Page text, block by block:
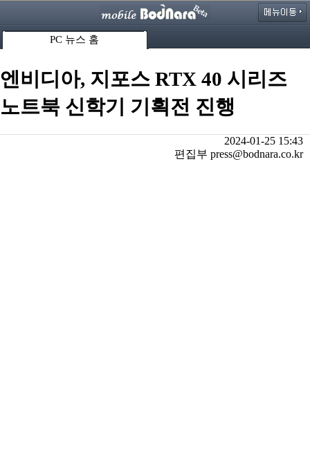
PC 뉴스 홈
엔비디아, 지포스 RTX 40 시리즈
노트북 신학기 기획전 진행
2024-01-25 15:43
편집부 press@bodnara.co.kr